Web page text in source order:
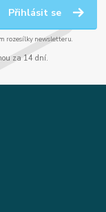
Přihlásit se
rozesílky newsletteru.
za 14 dní.